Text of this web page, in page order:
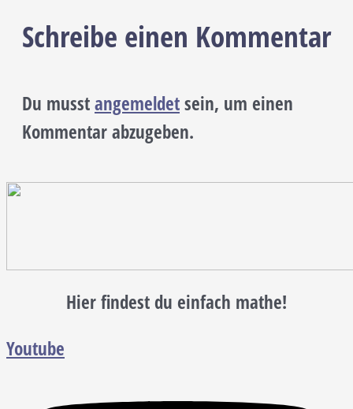
Schreibe einen Kommentar
Du musstangemeldetsein, um einen
Kommentar abzugeben.
Hier findest du einfach mathe!
Youtube